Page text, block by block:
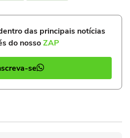
das principais notícias
do nossoZAP
se